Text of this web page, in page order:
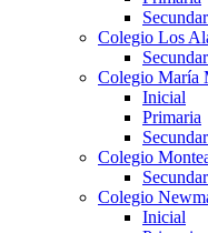
Colegio Los
Colegio María
Inicial
Primaria
Colegio
Colegio
Inicial